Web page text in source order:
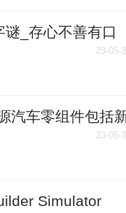
_存心不善有口
23-05-
汽车零组件包括
焦点讯
23-05-
Simulator